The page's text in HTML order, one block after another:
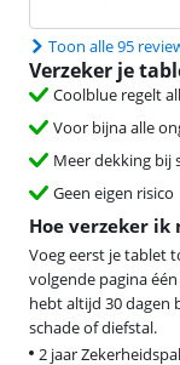
Toon alle 95
Verzeker je
Coolblue regelt
Voor bijna alle
Meer dekking bij
Geen eigen risico
Hoe verzeker
Voeg eerst je tablet
volgende pagina
hebt altijd 30 dagen
schade of diefstal.
2 jaar